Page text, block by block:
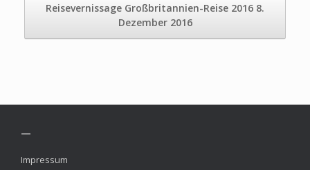
Reisevernissage Großbritannien-Reise 2016 8.
Dezember 2016
—
Impressum